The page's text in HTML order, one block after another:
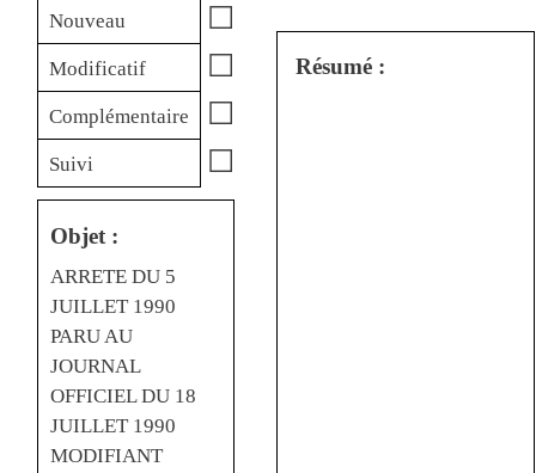
Nouveau ☐
Modificatif ☐
Complémentaire ☐
Suivi ☐
Objet :
ARRETE DU 5
JUILLET 1990
PARU AU
JOURNAL
OFFICIEL DU 18
JUILLET 1990
MODIFIANT
Résumé :